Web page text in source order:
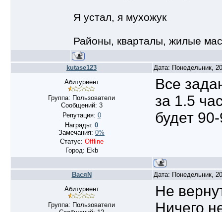
Я устал, я мухожук
Районы, кварталы, жилые
kutase123
Дата: Понедельник,
Абитуриент
Группа: Пользователи
Сообщений: 3
Репутация: 0
Награды: 0
Замечания: 0%
Статус: Offline
Город: Ekb
Все
за 1.5
будет
ВасяN
Дата: Понедельник,
Абитуриент
Группа: Пользователи
Не
Ничего